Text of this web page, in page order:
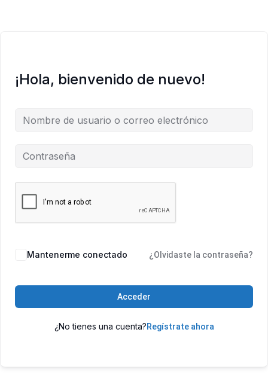
¡Hola, bienvenido de nuevo!
Mantenerme conectado ¿Olvidaste la contraseña?
Acceder
¿No tienes una cuenta?Regístrate ahora